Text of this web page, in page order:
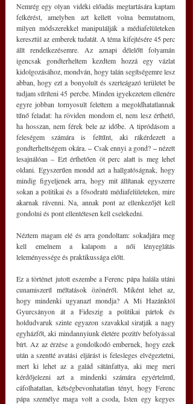
Nemrég egy olyan vidéki előadás megtartására kaptam
felkérést, amelyben azt kellett volna bemutatnom,
milyen módszerekkel manipulálják a médiafelületeken
keresztül az emberek tudatát. A téma kifejtésére 45 perc
állt rendelkezésemre. Az aznapi délelőtt folyamán
igencsak gondterheltem kezdtem hozzá egy vázlat
kidolgozásához, mondván, hogy talán segítségemre lesz
abban, hogy ezt a bonyolult és szerteágazó területet be
tudjam sűríteni 45 percbe. Minden igyekezetem ellenére
egyre jobban tornyosult felettem a megoldhatatlannak
tűnő feladat: ha röviden mondom el, nem lesz érthető,
ha hosszan, nem férek bele az időbe. A tipródásom a
feleségem számára is feltűnt, aki rákérdezett a
gondterheltségem okára. – Csak ennyi a gond? – nézett
lesajnálóan – Ezt érthetően öt perc alatt is meg lehet
oldani. Egyszerűen mondd azt a hallgatóságnak, hogy
mindig figyeljenek arra, hogy mit állítanak egyszerre
sokan a politikai és a fősodratú médiafelületeken, mire
akarnak rávenni. Na, annak pont az ellenkezőjét kell
gondolni és pont ellentétesen kell cselekedni.
Néztem magam elé és arra gondoltam: sokadjára meg
kell emelnem a kalapom a női lényeglátás
leleményessége és praktikussága előtt.
Ez a történet jutott eszembe a Ferenc pápa halála utáni
cunamiszerű méltatások özönéről. Miként lehet az,
hogy mindenki ugyanazt mondja? A Mi Hazánktól
Gyurcsányon át a Fideszig a politikai pártok és
holdudvaruk szinte egyazon szavakkal siratják a nagy
egyházfőt, aki mindannyiunk életére pozitív befolyással
bírt. Az az érzése a gondolkodó embernek, hogy ezek
után a szentté avatási eljárást is felesleges elvégeztetni,
mert ki lehet az a galád sátánfattya, aki meg meri
kérdőjelezni azt a mindenki számára egyértelmű,
cáfolhatatlan, kétségbevonhatatlan tényt, hogy Ferenc
pápa személye maga volt a csoda, Isten egy kegyes